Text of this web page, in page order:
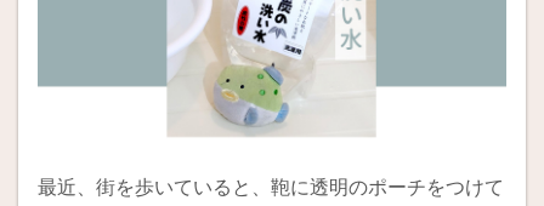
最近、街を歩いていると、鞄に透明のポーチをつけて